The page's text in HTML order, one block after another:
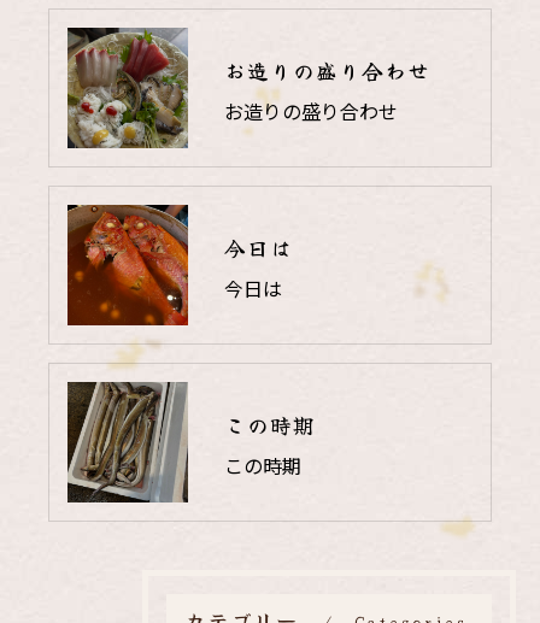
お造りの盛り合わせ
お造りの盛り合わせ
今日は
今日は
この時期
この時期